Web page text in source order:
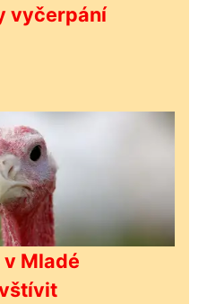
vyčerpání
Mladé